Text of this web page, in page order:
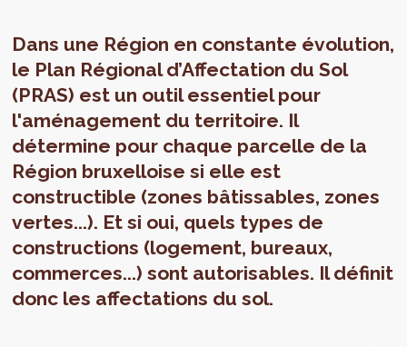
Dans une Région en constante évolution,
le Plan Régional d’Affectation du Sol
(PRAS) est un outil essentiel pour
l'aménagement du territoire. Il
détermine pour chaque parcelle de la
Région bruxelloise si elle est
constructible (zones bâtissables, zones
vertes...). Et si oui, quels types de
constructions (logement, bureaux,
commerces...) sont autorisables. Il définit
donc les affectations du sol.